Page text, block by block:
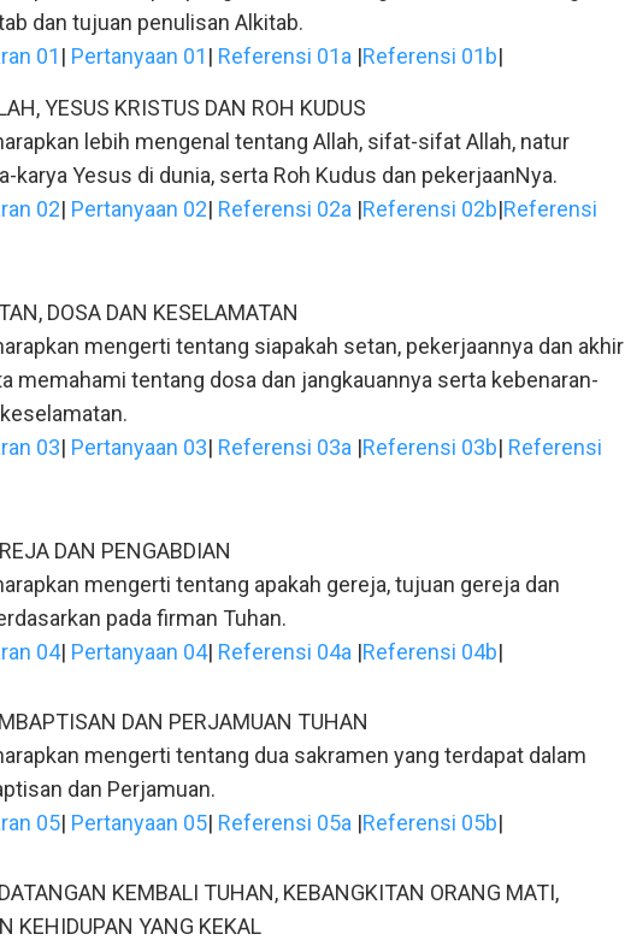
dan tujuan penulisan Alkitab.
01 | Pertanyaan 01 | Referensi 01a |Referensi 01b|
YESUS KRISTUS DAN ROH KUDUS
lebih mengenal tentang Allah, sifat-sifat Allah, natur
karya Yesus di dunia, serta Roh Kudus dan pekerjaanNya.
02| Pertanyaan 02| Referensi 02a |Referensi 02b|Referensi
DOSA DAN KESELAMATAN
mengerti tentang siapakah setan, pekerjaannya dan akhir
memahami tentang dosa dan jangkauannya serta kebenaran-
03| Pertanyaan 03| Referensi 03a |Referensi 03b| Referensi
DAN PENGABDIAN
mengerti tentang apakah gereja, tujuan gereja dan
pada firman Tuhan.
04| Pertanyaan 04| Referensi 04a |Referensi 04b|
DAN PERJAMUAN TUHAN
mengerti tentang dua sakramen yang terdapat dalam
dan Perjamuan.
05| Pertanyaan 05| Referensi 05a |Referensi 05b|
KEMBALI TUHAN, KEBANGKITAN ORANG MATI,
KEHIDUPAN YANG KEKAL